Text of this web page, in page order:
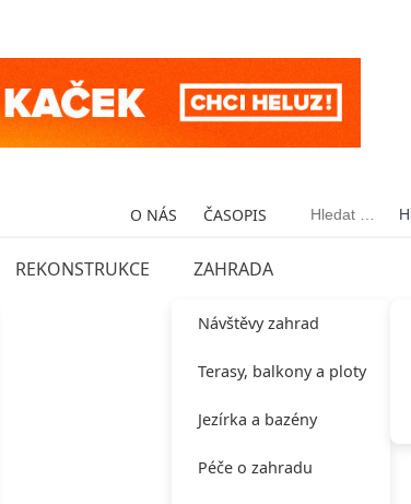
O NÁS ČASOPIS Vyhledávání
REKONSTRUKCE ZAHRADA
Návštěvy zahrad
Terasy, balkony a ploty
Jezírka a bazény
Péče o zahradu